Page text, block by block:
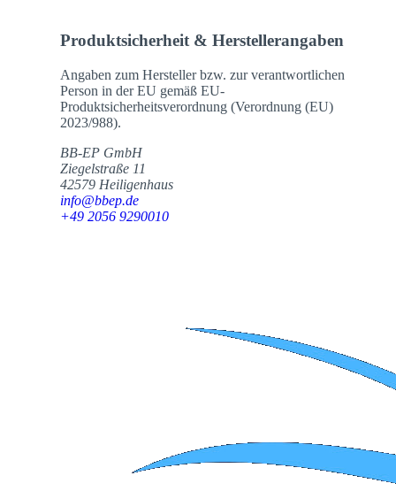
Produktsicherheit & Herstellerangaben
Angaben zum Hersteller bzw. zur verantwortlichen
Person in der EU gemäß EU-
Produktsicherheitsverordnung (Verordnung (EU)
2023/988).
BB-EP GmbH
Ziegelstraße 11
42579 Heiligenhaus
info@bbep.de
+49 2056 9290010